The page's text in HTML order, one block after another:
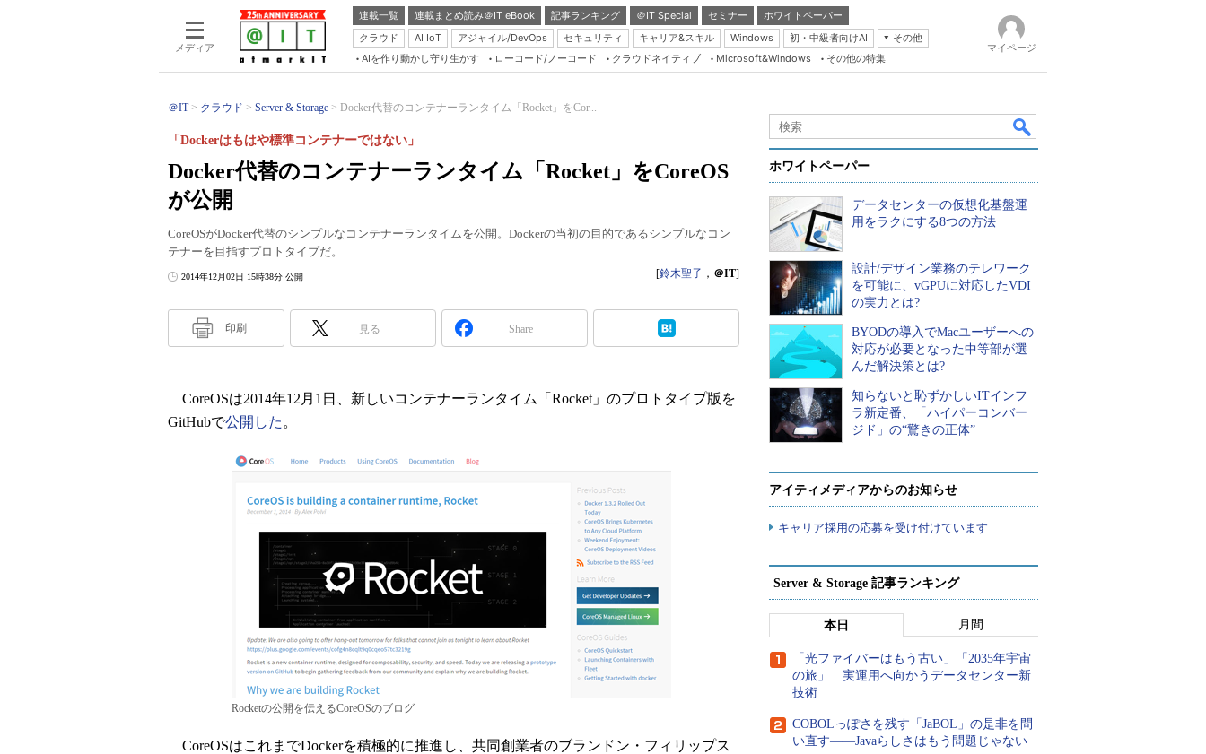
メディア
連載一覧 連載まとめ読み＠IT eBook 記事ランキング ＠IT Special セミナー
ホワイトペーパー
クラウド
AI IoT アジャイル/DevOps セキュリティ キャリア&スキル Windows 初・中級者向けAI
その他
Server & Storage
Java Agile
Database Expert
Linux ＆ OSS
Master of IP Network
AIを作り動かし守り生かす ローコード/ノーコード クラウドネイティブ Microsoft&Windows その他の特集
マイページ
＠IT クラウド Server & Storage Docker代替のコンテナーランタイム「Rocket」をCor...
Docker代替のコンテナーランタイム「Rocket」をCoreOS
が公開
「Dockerはもはや標準コンテナーではない」
CoreOSがDocker代替のシンプルなコンテナーランタイムを公開。Dockerの当初の目的であるシンプルなコン
テナーを目指すプロトタイプだ。
2014年12月02日 15時38分 公開 [鈴木聖子 ， ＠IT]
印刷 見る Share
CoreOSは2014年12月1日、新しいコンテナーランタイム「Rocket」のプロトタイプ版を
GitHubで公開した 。
Rocketの公開を伝えるCoreOSのブログ
CoreOSはこれまでDockerを積極的に推進し、共同創業者のブランドン・フィリップス
ホワイトペーパー
データセンターの仮想化基盤運
用をラクにする8つの方法
設計/デザイン業務のテレワーク
を可能に、vGPUに対応したVDI
の実力とは?
BYODの導入でMacユーザーへの
対応が必要となった中等部が選
んだ解決策とは?
知らないと恥ずかしいITインフ
ラ新定番、「ハイパーコンバー
ジド」の“驚きの正体”
アイティメディアからのお知らせ
キャリア採用の応募を受け付けています
Server & Storage 記事ランキング
本日 月間
「光ファイバーはもう古い」「2035年宇宙
の旅」 実運用へ向かうデータセンター新
技術
COBOLっぽさを残す「JaBOL」の是非を問
い直す――Javaらしさはもう問題じゃない